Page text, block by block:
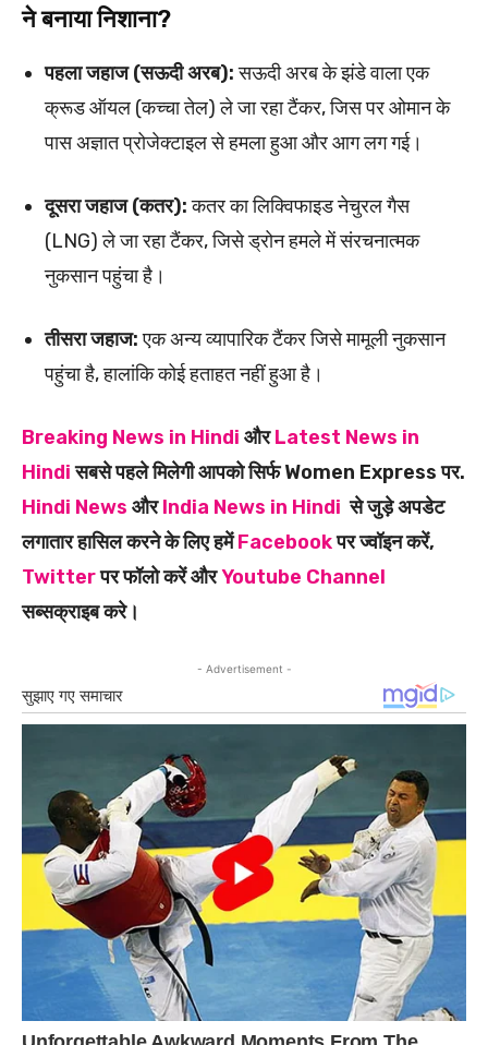
ने बनाया निशाना?
पहला जहाज (सऊदी अरब):सऊदी अरब के झंडे वाला एक
क्रूड ऑयल (कच्चा तेल) ले जा रहा टैंकर, जिस पर ओमान के
पास अज्ञात प्रोजेक्टाइल से हमला हुआ और आग लग गई।
दूसरा जहाज (कतर):कतर का लिक्विफाइड नेचुरल गैस
(LNG) ले जा रहा टैंकर, जिसे ड्रोन हमले में संरचनात्मक
नुकसान पहुंचा है।
तीसरा जहाज:एक अन्य व्यापारिक टैंकर जिसे मामूली नुकसान
पहुंचा है, हालांकि कोई हताहत नहीं हुआ है।
Breaking News in Hindi औरLatest News in
Hindiसबसे पहले मिलेगी आपको सिर्फ Women Express पर.
Hindi News औरIndia News in Hindi से जुड़े अपडेट
लगातार हासिल करने के लिए हमेंFacebookपर ज्वॉइन करें,
Twitterपर फॉलो करें औरYoutube Channel
सब्सक्राइब करे।
- Advertisement -